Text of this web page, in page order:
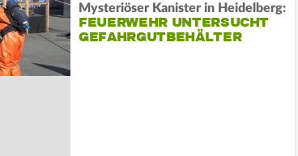
Mysteriöser Kanister in Heidelberg:
FEUERWEHR UNTERSUCHT
GEFAHRGUTBEHÄLTER